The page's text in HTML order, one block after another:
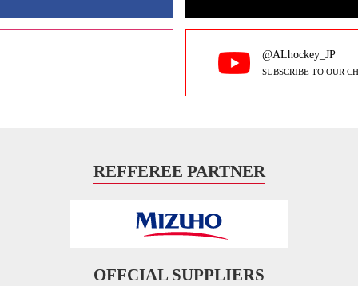
@ALhockey_JP
SUBSCRIBE TO OUR
REFFEREE PARTNER
OFFCIAL SUPPLIERS